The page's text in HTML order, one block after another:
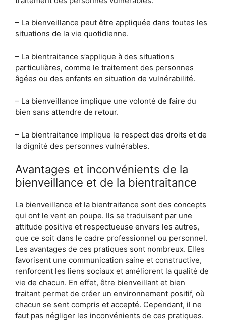
– La bienveillance peut être appliquée dans toutes les
situations de la vie quotidienne.
– La bientraitance s’applique à des situations
particulières, comme le traitement des personnes
âgées ou des enfants en situation de vulnérabilité.
– La bienveillance implique une volonté de faire du
bien sans attendre de retour.
– La bientraitance implique le respect des droits et de
la dignité des personnes vulnérables.
Avantages et inconvénients de la
bienveillance et de la bientraitance
La bienveillance et la bientraitance sont des concepts
qui ont le vent en poupe. Ils se traduisent par une
attitude positive et respectueuse envers les autres,
que ce soit dans le cadre professionnel ou personnel.
Les avantages de ces pratiques sont nombreux. Elles
favorisent une communication saine et constructive,
renforcent les liens sociaux et améliorent la qualité de
vie de chacun. En effet, être bienveillant et bien
traitant permet de créer un environnement positif, où
chacun se sent compris et accepté. Cependant, il ne
faut pas négliger les inconvénients de ces pratiques.